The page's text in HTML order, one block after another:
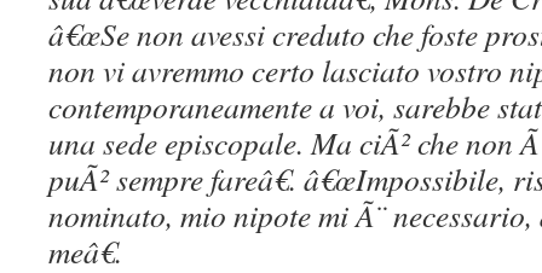
â€œSe non avessi creduto che foste
non vi avremmo certo lasciato vostro
contemporaneamente a voi, sarebbe
una sede episcopale. Ma ciÃ² che non
puÃ² sempre fareâ€. â€œImpossibile,
nominato, mio nipote mi Ã¨
meâ€.